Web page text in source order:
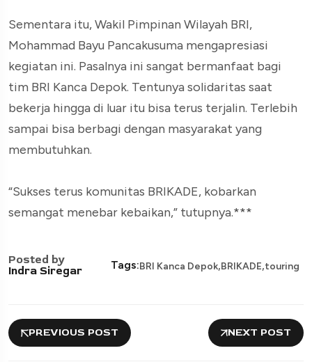
Sementara itu, Wakil Pimpinan Wilayah BRI,
Mohammad Bayu Pancakusuma mengapresiasi
kegiatan ini. Pasalnya ini sangat bermanfaat bagi
tim BRI Kanca Depok. Tentunya solidaritas saat
bekerja hingga di luar itu bisa terus terjalin. Terlebih
sampai bisa berbagi dengan masyarakat yang
membutuhkan.
“Sukses terus komunitas BRIKADE, kobarkan
semangat menebar kebaikan,” tutupnya.***
Posted by
Indra Siregar
Tags:BRI Kanca Depok,BRIKADE,touring
PREVIOUS POST NEXT POST